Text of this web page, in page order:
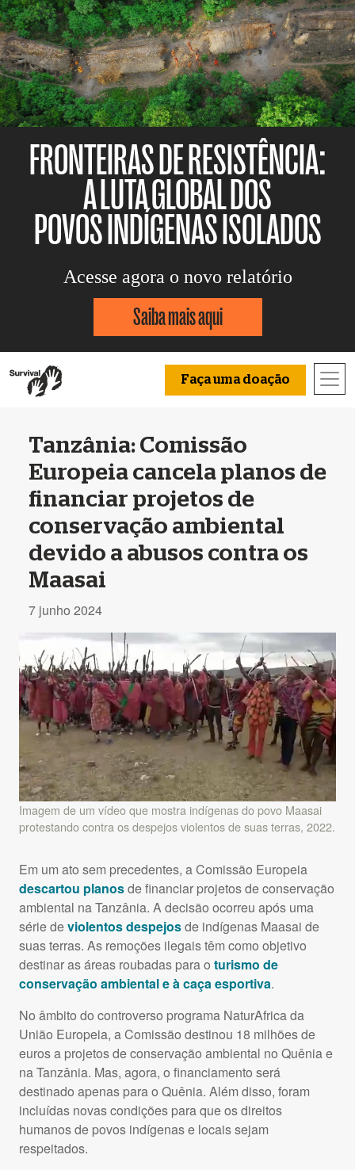
FRONTEIRAS DE RESISTÊNCIA:
A LUTA GLOBAL DOS
POVOS INDÍGENAS ISOLADOS
Acesse agora o novo relatório
Saiba mais aqui
Faça uma doação
Tanzânia: Comissão
Europeia cancela planos de
financiar projetos de
conservação ambiental
devido a abusos contra os
Maasai
7 junho 2024
Imagem de um vídeo que mostra indígenas do povo Maasai
protestando contra os despejos violentos de suas terras, 2022.
Em um ato sem precedentes, a Comissão Europeia
descartou planosde financiar projetos de conservação
ambiental na Tanzânia. A decisão ocorreu após uma
série deviolentos despejosde indígenas Maasai de
suas terras. As remoções ilegais têm como objetivo
destinar as áreas roubadas para o turismo de
conservação ambiental e à caça esportiva.
No âmbito do controverso programa NaturAfrica da
União Europeia, a Comissão destinou 18 milhões de
euros a projetos de conservação ambiental no Quênia e
na Tanzânia. Mas, agora, o financiamento será
destinado apenas para o Quênia. Além disso, foram
incluídas novas condições para que os direitos
humanos de povos indígenas e locais sejam
respeitados.